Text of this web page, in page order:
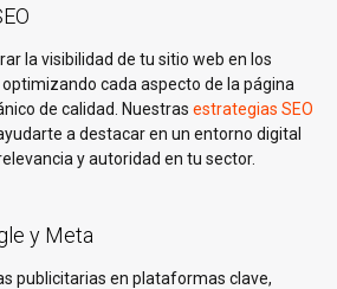
la visibilidad de tu sitio web en los
cada aspecto de la página
de calidad. Nuestras estrategias SEO
a destacar en un entorno digital
y autoridad en tu sector.
y Meta
publicitarias en plataformas clave,